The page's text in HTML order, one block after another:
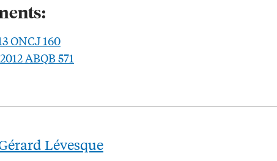
ONCJ 160
ABQB 571
Lévesque